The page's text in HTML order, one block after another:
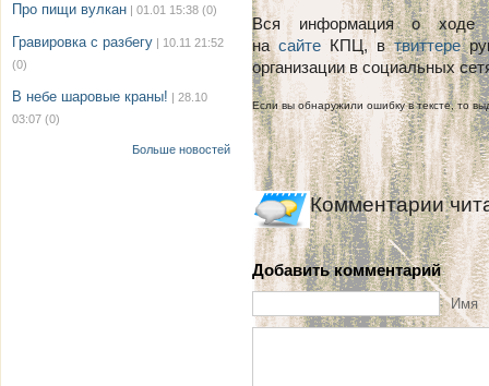
Про пищи вулкан | 01.01 15:38 (0)
Гравировка с разбегу | 10.11 21:52
(0)
В небе шаровые краны! | 28.10
03:07 (0)
Больше новостей
Вся информация о ходе
насайте КПЦ,втвиттере
организации в социальных
Если вы обнаружили ошибку в тексте, то
Комментарии
Добавить комментарий
Имя